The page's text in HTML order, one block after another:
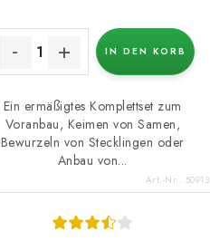
IN DEN KORB
Ein ermäßigtes Komplettset zum
Voranbau, Keimen von Samen,
Bewurzeln von Stecklingen oder
Anbau von...
Art.-Nr.: 50913